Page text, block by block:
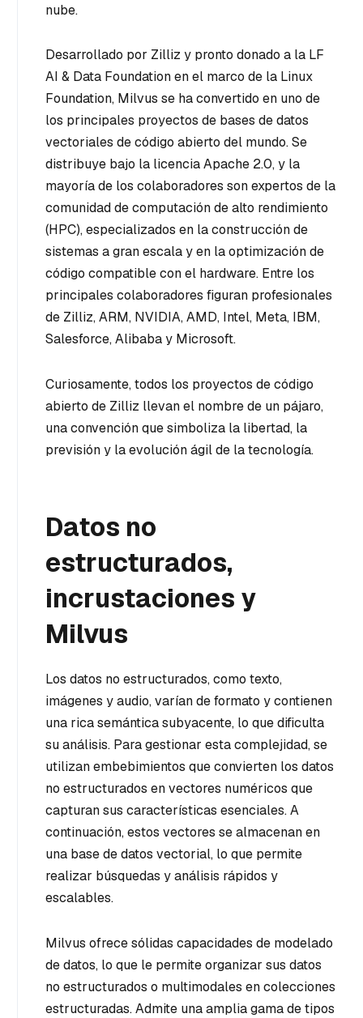
nube.
Desarrollado por Zilliz y pronto donado a la LF
AI & Data Foundation en el marco de la Linux
Foundation, Milvus se ha convertido en uno de
los principales proyectos de bases de datos
vectoriales de código abierto del mundo. Se
distribuye bajo la licencia Apache 2.0, y la
mayoría de los colaboradores son expertos de la
comunidad de computación de alto rendimiento
(HPC), especializados en la construcción de
sistemas a gran escala y en la optimización de
código compatible con el hardware. Entre los
principales colaboradores figuran profesionales
de Zilliz, ARM, NVIDIA, AMD, Intel, Meta, IBM,
Salesforce, Alibaba y Microsoft.
Curiosamente, todos los proyectos de código
abierto de Zilliz llevan el nombre de un pájaro,
una convención que simboliza la libertad, la
previsión y la evolución ágil de la tecnología.
Datos no
estructurados,
incrustaciones y
Milvus
Los datos no estructurados, como texto,
imágenes y audio, varían de formato y contienen
una rica semántica subyacente, lo que dificulta
su análisis. Para gestionar esta complejidad, se
utilizan embebimientos que convierten los datos
no estructurados en vectores numéricos que
capturan sus características esenciales. A
continuación, estos vectores se almacenan en
una base de datos vectorial, lo que permite
realizar búsquedas y análisis rápidos y
escalables.
Milvus ofrece sólidas capacidades de modelado
de datos, lo que le permite organizar sus datos
no estructurados o multimodales en colecciones
estructuradas. Admite una amplia gama de tipos